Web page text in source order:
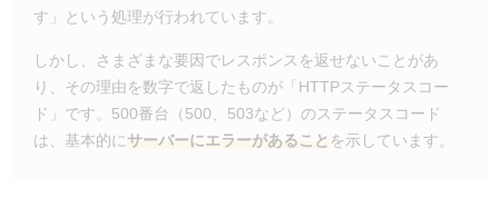
す」という処理が行われています。
しかし、さまざまな要因でレスポンスを返せないことがあ
り、その理由を数字で返したものが「HTTPステータスコー
ド」です。500番台（500、503など）のステータスコード
は、基本的にサーバーにエラーがあること を示しています。